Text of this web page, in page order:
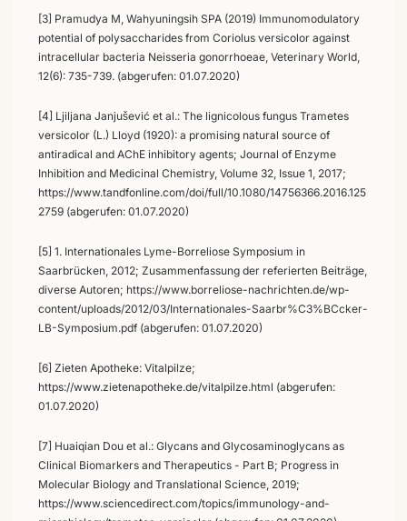
[3] Pramudya M, Wahyuningsih SPA (2019) Immunomodulatory
potential of polysaccharides from Coriolus versicolor against
intracellular bacteria Neisseria gonorrhoeae, Veterinary World,
12(6): 735-739. (abgerufen: 01.07.2020)
[4] Ljiljana Janjušević et al.: The lignicolous fungus Trametes
versicolor (L.) Lloyd (1920): a promising natural source of
antiradical and AChE inhibitory agents; Journal of Enzyme
Inhibition and Medicinal Chemistry, Volume 32, Issue 1, 2017;
https://www.tandfonline.com/doi/full/10.1080/14756366.2016.125
2759 (abgerufen: 01.07.2020)
[5] 1. Internationales Lyme-Borreliose Symposium in
Saarbrücken, 2012; Zusammenfassung der referierten Beiträge,
diverse Autoren; https://www.borreliose-nachrichten.de/wp-
content/uploads/2012/03/Internationales-Saarbr%C3%BCcker-
LB-Symposium.pdf (abgerufen: 01.07.2020)
[6] Zieten Apotheke: Vitalpilze;
https://www.zietenapotheke.de/vitalpilze.html (abgerufen:
01.07.2020)
[7] Huaiqian Dou et al.: Glycans and Glycosaminoglycans as
Clinical Biomarkers and Therapeutics - Part B; Progress in
Molecular Biology and Translational Science, 2019;
https://www.sciencedirect.com/topics/immunology-and-